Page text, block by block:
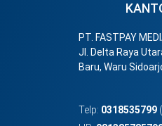
PT. FASTPAY
Jl. Delta Raya
Baru, Waru
Telp: 0318535799